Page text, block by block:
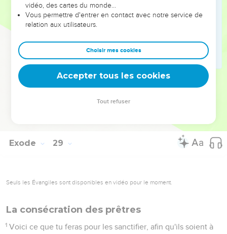
Tu en revêtiras Aaron, ton frère, et ses fils avec lui. Tu les
oindras, tu les consacreras, tu les sanctifieras, et ils seront à
mon service dans le sacerdoce.
Fais-leur des caleçons de lin, pour couvrir leur nudité ; ils
iront depuis les reins jusqu'aux cuisses.
Aaron et ses fils les porteront, quand ils entreront dans la
tente d'assignation, ou quand ils s'approcheront de l'autel,
pour faire le service dans le sanctuaire ; ainsi ils ne se
perpétuelle pour Aaron et pour ses descendants après lui.
Exode 29
Seuls les Évangiles sont disponibles en vidéo pour le moment.
La consécration des prêtres
1 Voici ce que tu feras pour les sanctifier, afin qu'ils soient à
vidéo, des cartes du monde…
Vous permettre d'entrer en contact avec notre service de
relation aux utilisateurs.
Choisir mes cookies
Accepter tous les cookies
Tout refuser